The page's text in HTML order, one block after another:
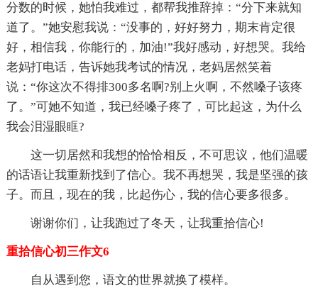
分数的时候，她怕我难过，都帮我推辞掉：“分下来就知
道了。”她安慰我说：“没事的，好好努力，期末肯定很
好，相信我，你能行的，加油!”我好感动，好想哭。我给
老妈打电话，告诉她我考试的情况，老妈居然笑着
说：“你这次不得排300多名啊?别上火啊，不然嗓子该疼
了。”可她不知道，我已经嗓子疼了，可比起这，为什么
我会泪湿眼眶?
这一切居然和我想的恰恰相反，不可思议，他们温暖
的话语让我重新找到了信心。我不再想哭，我是坚强的孩
子。而且，现在的我，比起伤心，我的信心要多很多。
谢谢你们，让我跑过了冬天，让我重拾信心!
重拾信心初三作文6
自从遇到您，语文的世界就换了模样。